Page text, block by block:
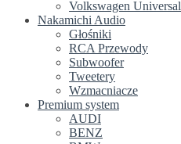
Volkswagen Universal
Nakamichi Audio
Głośniki
RCA Przewody
Subwoofer
Tweetery
Wzmacniacze
Premium system
AUDI
BENZ